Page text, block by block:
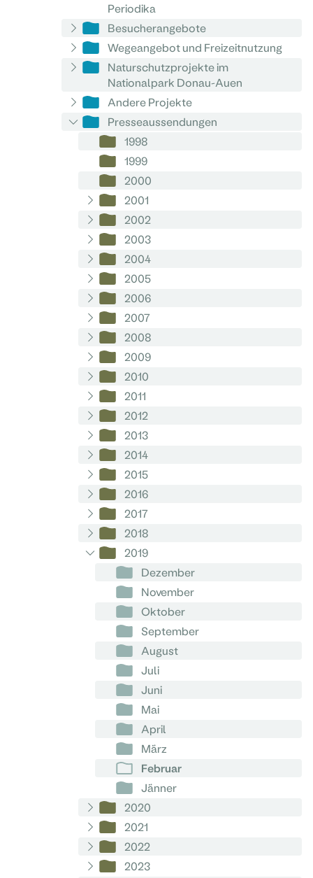
Periodika
Besucherangebote
Wegeangebot und Freizeitnutzung
Naturschutzprojekte im
Nationalpark Donau-Auen
Andere Projekte
Presseaussendungen
1998
1999
2000
2001
2002
2003
2004
2005
2006
2007
2008
2009
2010
2011
2012
2013
2014
2015
2016
2017
2018
2019
Dezember
November
Oktober
September
August
Juli
Juni
Mai
April
März
Februar
Jänner
2020
2021
2022
2023